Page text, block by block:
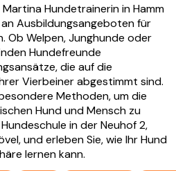
Hundetrainerin in Hamm
Ausbildungsangeboten für
Ob Welpen, Junghunde oder
Hundefreunde
die auf die
Vierbeiner abgestimmt sind.
Methoden, um die
Hund und Mensch zu
in der Neuhof 2,
und erleben Sie, wie Ihr Hund
lernen kann.